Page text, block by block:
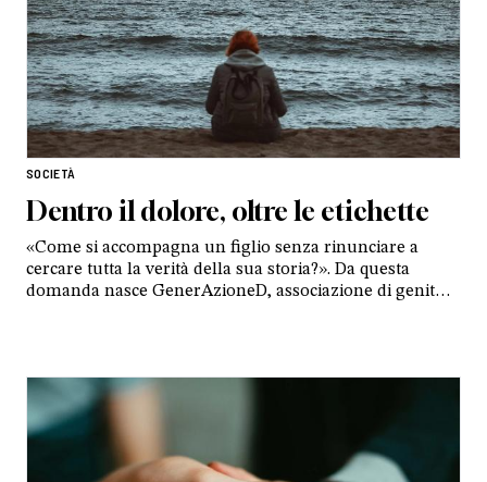
SOCIETÀ
Dentro il dolore, oltre le etichette
«Come si accompagna un figlio senza rinunciare a
cercare tutta la verità della sua storia?». Da questa
domanda nasce GenerAzioneD, associazione di genitori